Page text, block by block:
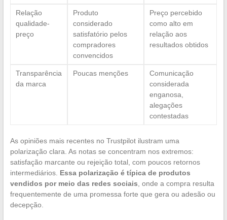
Relação
qualidade-
preço
Produto
considerado
satisfatório pelos
compradores
convencidos
Preço percebido
como alto em
relação aos
resultados obtidos
Transparência
da marca
Poucas menções
Comunicação
considerada
enganosa,
alegações
contestadas
As opiniões mais recentes no Trustpilot ilustram uma
polarização clara. As notas se concentram nos extremos:
satisfação marcante ou rejeição total, com poucos retornos
intermediários. Essa polarização é típica de produtos
vendidos por meio das redes sociais, onde a compra resulta
frequentemente de uma promessa forte que gera ou adesão ou
decepção.